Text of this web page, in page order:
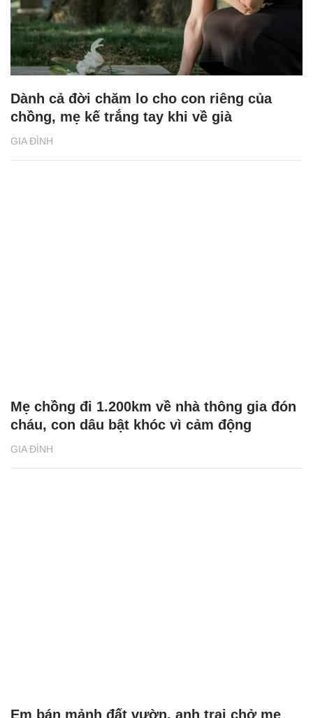
GIA ĐÌNH
Dành cả đời chăm lo cho con riêng của
chồng, mẹ kế trắng tay khi về già
GIA ĐÌNH
Mẹ chồng đi 1.200km về nhà thông gia đón
cháu, con dâu bật khóc vì cảm động
Em bán mảnh đất vườn, anh trai chở mẹ